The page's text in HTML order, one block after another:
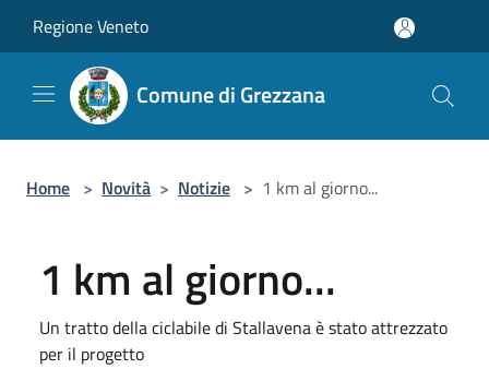
Regione Veneto
Comune di Grezzana
Home > Novità > Notizie > 1 km al giorno...
1 km al giorno...
Un tratto della ciclabile di Stallavena è stato attrezzato
per il progetto